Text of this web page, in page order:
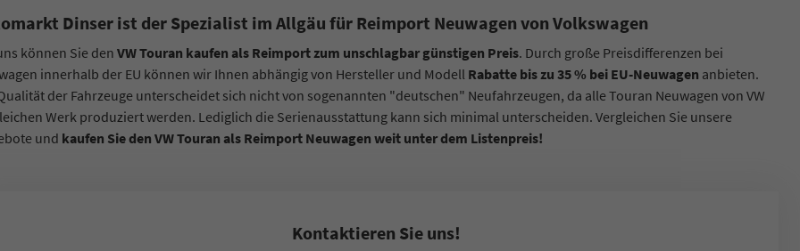
Dinser ist der Spezialist im Allgäu für Reimport Neuwagen von Volkswagen
können Sie denVW Touran kaufen als Reimport zum unschlagbar günstigen Preis. Durch große Preisdifferenzen bei
innerhalb der EU können wir Ihnen abhängig von Hersteller und Modell Rabatte bis zu 35 % bei EU-Neuwagen anbieten.
der Fahrzeuge unterscheidet sich nicht von sogenannten "deutschen" Neufahrzeugen, da alle Touran Neuwagen von VW
Werk produziert werden. Lediglich die Serienausstattung kann sich minimal unterscheiden. Vergleichen Sie unsere
und kaufen Sie den VW Touran als Reimport Neuwagen weit unter dem Listenpreis!
Kontaktieren Sie uns!